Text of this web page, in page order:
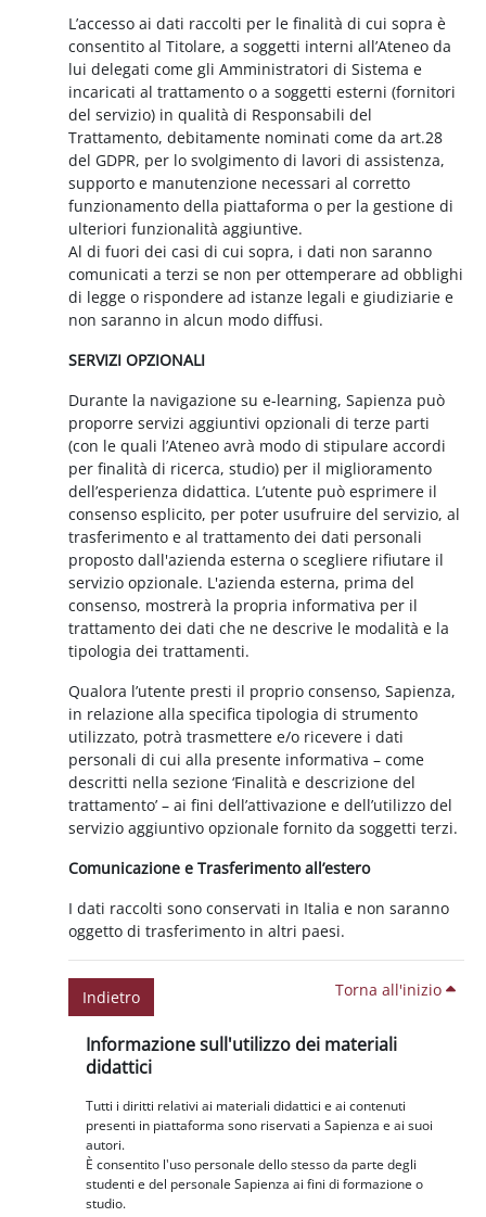
L’accesso ai dati raccolti per le finalità di cui sopra è
consentito al Titolare, a soggetti interni all’Ateneo da
lui delegati come gli Amministratori di Sistema e
incaricati al trattamento o a soggetti esterni (fornitori
del servizio) in qualità di Responsabili del
Trattamento, debitamente nominati come da art.28
del GDPR, per lo svolgimento di lavori di assistenza,
supporto e manutenzione necessari al corretto
funzionamento della piattaforma o per la gestione di
ulteriori funzionalità aggiuntive.
Al di fuori dei casi di cui sopra, i dati non saranno
comunicati a terzi se non per ottemperare ad obblighi
di legge o rispondere ad istanze legali e giudiziarie e
non saranno in alcun modo diffusi.
SERVIZI OPZIONALI
Durante la navigazione su e-learning, Sapienza può
proporre servizi aggiuntivi opzionali di terze parti
(con le quali l’Ateneo avrà modo di stipulare accordi
per finalità di ricerca, studio) per il miglioramento
dell’esperienza didattica. L’utente può esprimere il
consenso esplicito, per poter usufruire del servizio, al
trasferimento e al trattamento dei dati personali
proposto dall'azienda esterna o scegliere rifiutare il
servizio opzionale. L'azienda esterna, prima del
consenso, mostrerà la propria informativa per il
trattamento dei dati che ne descrive le modalità e la
tipologia dei trattamenti.
Qualora l’utente presti il proprio consenso, Sapienza,
in relazione alla specifica tipologia di strumento
utilizzato, potrà trasmettere e/o ricevere i dati
personali di cui alla presente informativa – come
descritti nella sezione ‘Finalità e descrizione del
trattamento’ – ai fini dell’attivazione e dell’utilizzo del
servizio aggiuntivo opzionale fornito da soggetti terzi.
Comunicazione e Trasferimento all’estero
I dati raccolti sono conservati in Italia e non saranno
oggetto di trasferimento in altri paesi.
Indietro Torna all'inizio
Blocchi
Informazione sull'utilizzo dei materiali
didattici
Tutti i diritti relativi ai materiali didattici e ai contenuti
presenti in piattaforma sono riservati a Sapienza e ai suoi
autori.
È consentito l'uso personale dello stesso da parte degli
studenti e del personale Sapienza ai fini di formazione o
studio.